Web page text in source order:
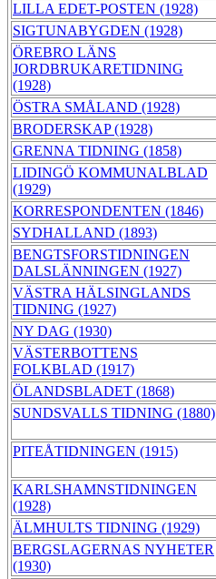
LILLA EDET-POSTEN (1928)
SIGTUNABYGDEN (1928)
ÖREBRO LÄNS
JORDBRUKARETIDNING
(1928)
ÖSTRA SMÅLAND (1928)
BRODERSKAP (1928)
GRENNA TIDNING (1858)
LIDINGÖ KOMMUNALBLAD
(1929)
KORRESPONDENTEN (1846)
SYDHALLAND (1893)
BENGTSFORSTIDNINGEN
DALSLÄNNINGEN (1927)
VÄSTRA HÄLSINGLANDS
TIDNING (1927)
NY DAG (1930)
VÄSTERBOTTENS
FOLKBLAD (1917)
ÖLANDSBLADET (1868)
SUNDSVALLS TIDNING (1880)
PITEÅTIDNINGEN (1915)
KARLSHAMNSTIDNINGEN
(1928)
ÄLMHULTS TIDNING (1929)
BERGSLAGERNAS NYHETER
(1930)